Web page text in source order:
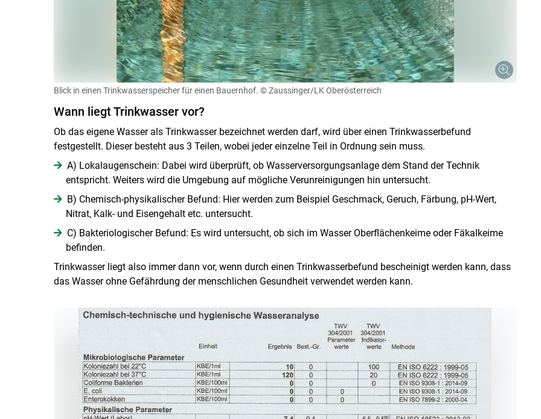
Blick in einen Trinkwasserspeicher für einen Bauernhof. © Zaussinger/LK Oberösterreich
Wann liegt Trinkwasser vor?
Ob das eigene Wasser als Trinkwasser bezeichnet werden darf, wird über einen Trinkwasserbefund
festgestellt. Dieser besteht aus 3 Teilen, wobei jeder einzelne Teil in Ordnung sein muss.
A) Lokalaugenschein: Dabei wird überprüft, ob Wasserversorgungsanlage dem Stand der Technik
entspricht. Weiters wird die Umgebung auf mögliche Verunreinigungen hin untersucht.
B) Chemisch-physikalischer Befund: Hier werden zum Beispiel Geschmack, Geruch, Färbung, pH-Wert,
Nitrat, Kalk- und Eisengehalt etc. untersucht.
C) Bakteriologischer Befund: Es wird untersucht, ob sich im Wasser Oberflächenkeime oder Fäkalkeime
befinden.
Trinkwasser liegt also immer dann vor, wenn durch einen Trinkwasserbefund bescheinigt werden kann, dass
das Wasser ohne Gefährdung der menschlichen Gesundheit verwendet werden kann.